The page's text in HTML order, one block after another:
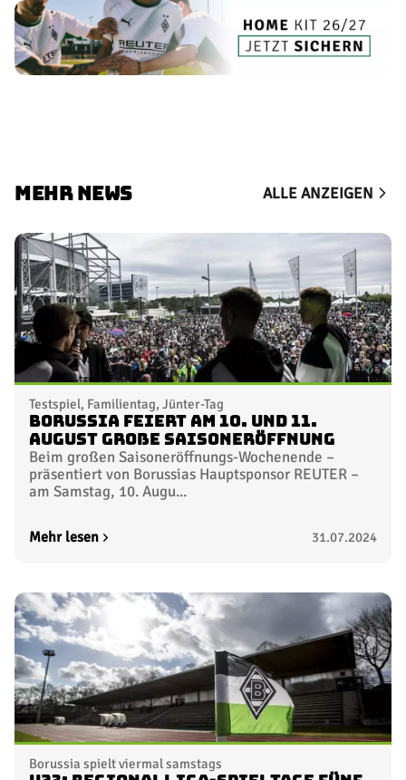
MEHR NEWS ALLE ANZEIGEN
Testspiel, Familientag, Jünter-Tag
Borussia feiert am 10. und 11.
August große Saisoneröffnung
Beim großen Saisoneröffnungs-Wochenende –
präsentiert von Borussias Hauptsponsor REUTER –
am Samstag, 10. Augu...
Mehr lesen 31.07.2024
Borussia spielt viermal samstags